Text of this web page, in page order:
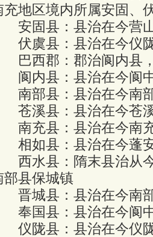
充地区境内所属安固、
固县：县治在今营山
虞县：县治在今仪
西郡：郡治阆内县
内县：县治在今阆
部县：县治在今南
溪县：县治在今苍
充县：县治在今南充
如县：县治在今蓬
水县：隋末县治从今
部县保城镇
城县：县治在今南
国县：县治在今阆
陇县：县治在今仪